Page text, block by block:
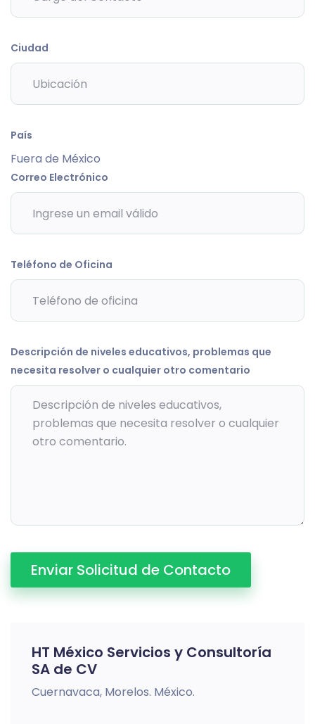
Ciudad
País
Fuera de México
Correo Electrónico
Teléfono de Oficina
Descripción de niveles educativos, problemas que
necesita resolver o cualquier otro comentario
Enviar Solicitud de Contacto
HT México Servicios y Consultoría
SA de CV
Cuernavaca, Morelos. México.